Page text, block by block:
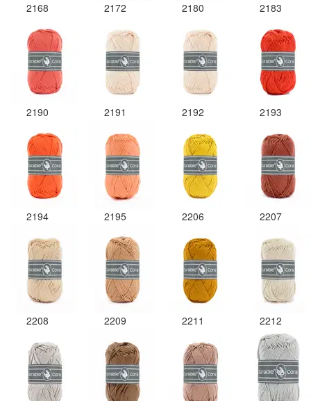
2168 2172 2180 2183
2190 2191 2192 2193
2194 2195 2206 2207
2208 2209 2211 2212